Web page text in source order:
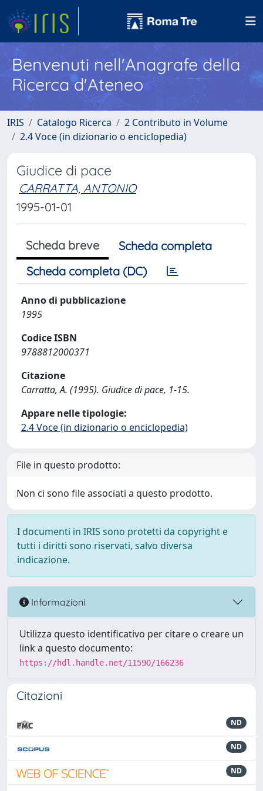
Benvenuti nell'Anagrafe della
Ricerca d'Ateneo
IRIS Catalogo Ricerca
2 Contributo in Volume
2.4 Voce (in dizionario o enciclopedia)
Giudice di pace
CARRATTA, ANTONIO
1995-01-01
Scheda breve
Scheda completa
Scheda completa (DC)
Anno di pubblicazione
1995
Codice ISBN
9788812000371
Citazione
Carratta, A. (1995). Giudice di pace, 1-15.
Appare nelle tipologie:
2.4 Voce (in dizionario o enciclopedia)
File in questo prodotto:
Non ci sono file associati a questo prodotto.
I documenti in IRIS sono protetti da copyright e
tutti i diritti sono riservati, salvo diversa
indicazione.
Informazioni
Utilizza questo identificativo per citare o creare un
link a questo documento:
https://hdl.handle.net/11590/166236
Citazioni
ND
ND
ND